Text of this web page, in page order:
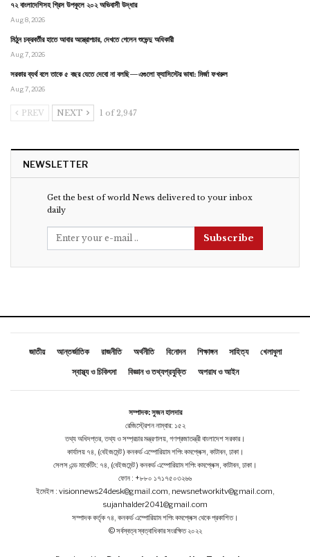
৭২ বাংলাদেশিসহ গ্রিস উপকূলে ২০২ অভিবাসী উদ্ধার
Aug 8, 2026
মিঠুন চক্রবর্তীর হাতে আবার অস্ত্রোপচার, দেখতে গেলেন শুভেন্দু অধিকারী
Aug 7, 2026
সরকার ব্যর্থ বলে তাকে ৫ বছর যেতে দেবো না বলছি—এগুলো ফ্যাসিস্টের ভাষা: মির্জা ফখরুল
Aug 7, 2026
PREV NEXT 1 of 2,947
NEWSLETTER
Get the best of world News delivered to your inbox
daily
Subscribe
জাতীয় আন্তর্জাতিক রাজনীতি অর্থনীতি বিনোদন শিক্ষাঙ্গন সাহিত্য
খেলাধুলা
স্বাস্থ্য ও চিকিৎসা
বিজ্ঞান ও তথ্যপ্রযুক্তি অপরাধ ও আইন
সম্পাদক: সুজন হালদার
রেজিস্ট্রেশন নাম্বার: ১৫২
তথ্য অধিদপ্তর, তথ্য ও সম্প্রচার মন্ত্রণালয়, গণপ্রজাতন্ত্রী বাংলাদেশ সরকার।
কার্যালয় ৭৪, (বেইজমেন্ট ) কনকর্ড এম্পোরিয়াম শপিং কমপ্লেক্স, কাটাবন, ঢাকা।
সেলস এন্ড মার্কেটিং: ৭৪, (বেইজমেন্ট ) কনকর্ড এম্পোরিয়াম শপিং কমপ্লেক্স, কাটাবন, ঢাকা।
ফোন : +৮৮০ ১৭১৭৫০৩২৬৬
ইমেইল : visionnews24desk@gmail.com, newsnetworkitv@gmail.com,
sujanhalder2041@gmail.com
সম্পাদক কর্তৃক ৭৪, কনকর্ড এম্পোরিয়াম শপিং কমপ্লেক্স থেকে প্রকাশিত।
© সর্বস্বত্ব স্বত্বাধিকার সংরক্ষিত ২০২২